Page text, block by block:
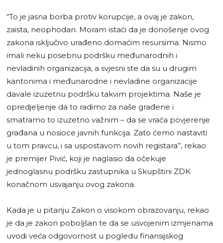
“To je jasna borba protiv korupcije, a ovaj je zakon,
zaista, neophodan. Moram istaći da je donošenje ovog
zakona isključivo urađeno domaćim resursima. Nismo
imali neku posebnu podršku međunarodnih i
nevladinih organizacija, a svjesni ste da su u drugim
kantonima i međunarodne i nevladine organizacije
davale izuzetnu podršku takvim projektima. Naše je
opredjeljenje da to radimo za naše građene i
smatramo to izuzetno važnim – da se vraća povjerenje
građana u nosioce javnih funkcija. Zato ćemo nastaviti
u tom pravcu, i sa uspostavom novih registara”, rekao
je premijer Pivić, koji je naglasio da očekuje
jednoglasnu podršku zastupnika u Skupštini ZDK
konačnom usvajanju ovog zakona.
Kada je u pitanju Zakon o visokom obrazovanju, rekao
je da je zakon poboljšan te da se usvojenim izmjenama
uvodi veća odgovornost u pogledu finansijskog